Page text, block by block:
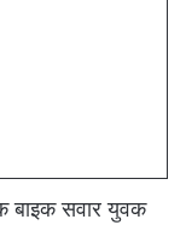
बाइक सवार युवक